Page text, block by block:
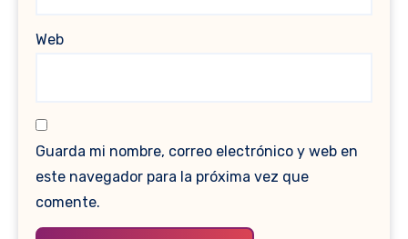
Web
Guarda mi nombre, correo electrónico y web en
este navegador para la próxima vez que
comente.